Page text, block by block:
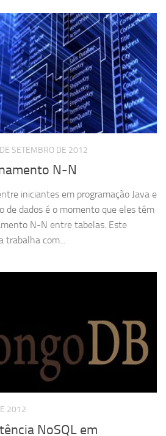
SETEMBRO DE 2012
N-N
iniciantes em programação Java e
de dados é o momento que eles têm
N-N entre tabelas. Este
trabalha com...
2012
NoSQL em